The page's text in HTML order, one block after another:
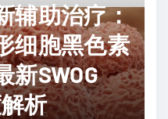
辅助治疗：
细胞黑色素
新SWOG
析